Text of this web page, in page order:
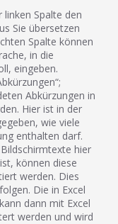
linken Spalte den
Sie übersetzen
Spalte können
in die
eingeben.
Abkürzungen in
Hier ist in der
wie viele
enthalten darf.
hier
können diese
werden. Dies
Die in Excel
dann mit Excel
werden und wird